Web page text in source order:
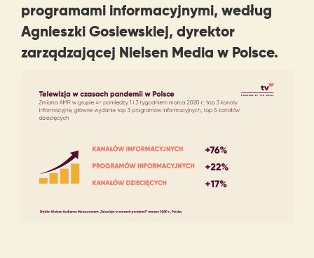
programami informacyjnymi, według
Agnieszki Gosiewskiej, dyrektor
zarządzającej Nielsen Media w Polsce.